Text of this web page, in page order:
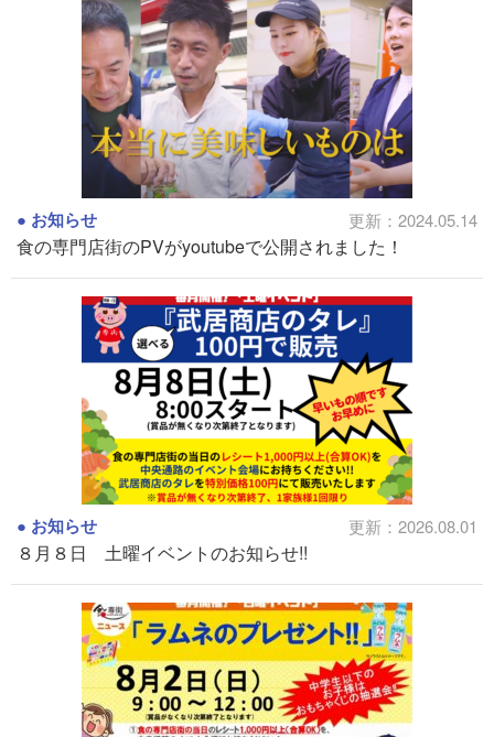
お知らせ 更新：2024.05.14
食の専門店街のPVがyoutubeで公開されました！
お知らせ 更新：2026.08.01
８月８日 土曜イベントのお知らせ!!